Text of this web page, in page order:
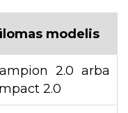
modelis
2.0 arba
2.0